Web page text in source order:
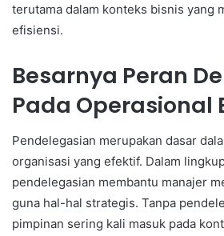
terutama dalam konteks bisnis yang
efisiensi.
Besarnya Peran
Pada Operasional
Pendelegasian merupakan dasar
organisasi yang efektif. Dalam
pendelegasian membantu manajer
guna hal-hal strategis. Tanpa
pimpinan sering kali masuk pada